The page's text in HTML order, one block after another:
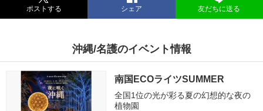
ポストする シェア 友だちに送る
沖縄/名護のイベント情報
南国ECOライツSUMMER
全国1位の光が彩る夏の幻想的な夜の
植物園